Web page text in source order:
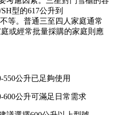
型的617公升到
等。普通三至四人家庭通常
或經常批量採購的家庭則應
550公升已足夠使用
600公升可滿足日常需求